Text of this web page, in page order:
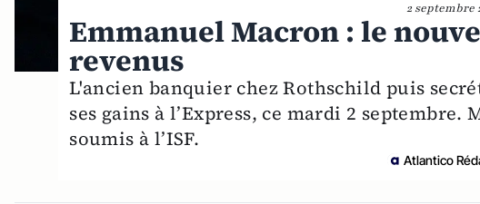
2 septembre
Emmanuel Macron : le
revenus
L'ancien banquier chez Rothschild puis
ses gains à l’Express, ce mardi 2 septembre.
soumis à l’ISF.
Atlantico